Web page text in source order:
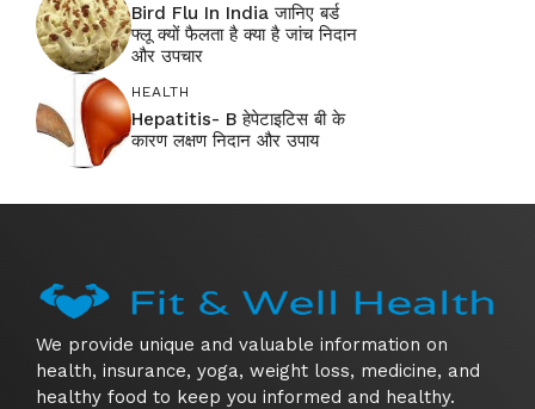
Bird Flu In India जानिए बर्ड
फ्लू क्यों फैलता है क्या है जांच निदान
और उपचार
HEALTH
Hepatitis- B हेपेटाइटिस बी के
कारण लक्षण निदान और उपाय
We provide unique and valuable information on
health, insurance, yoga, weight loss, medicine, and
healthy food to keep you informed and healthy.